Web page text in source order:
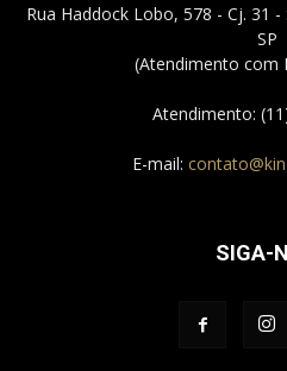
Rua Haddock Lobo, 578 - Cj. 31
SP
(Atendimento com
Atendimento:
E-mail:
SIGA-